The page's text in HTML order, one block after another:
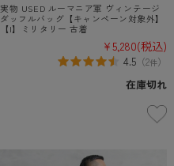
実物 USED ルーマニア軍 ヴィンテージ
ダッフルバッグ【キャンペーン対象外】
【I】ミリタリー 古着
¥5,280(税込)
4.5 （2件）
在庫切れ